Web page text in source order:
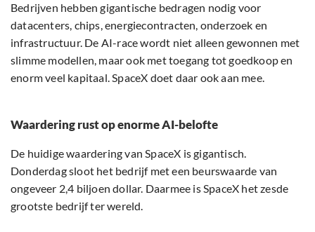
Bedrijven hebben gigantische bedragen nodig voor
datacenters, chips, energiecontracten, onderzoek en
infrastructuur. De AI-race wordt niet alleen gewonnen met
slimme modellen, maar ook met toegang tot goedkoop en
enorm veel kapitaal. SpaceX doet daar ook aan mee.
Waardering rust op enorme AI-belofte
De huidige waardering van SpaceX is gigantisch.
Donderdag sloot het bedrijf met een beurswaarde van
ongeveer 2,4 biljoen dollar. Daarmee is SpaceX het zesde
grootste bedrijf ter wereld.